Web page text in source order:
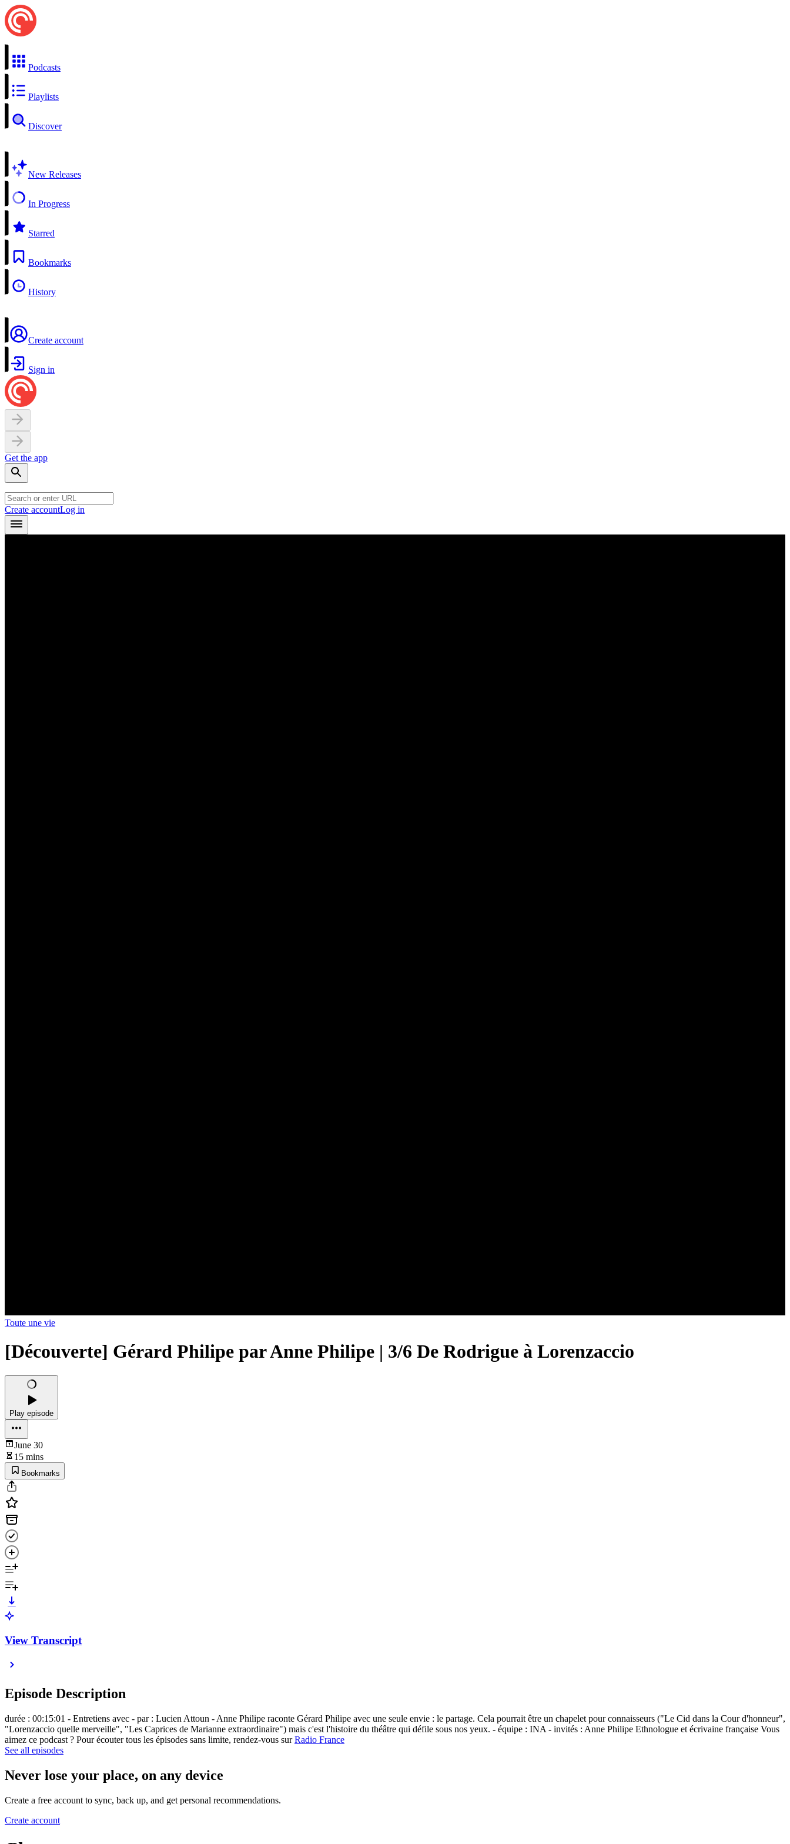
Podcasts
Playlists
Discover
New Releases
In Progress
Starred
Bookmarks
History
Create account
Sign in
Get the app
Create accountLog in
Toute une vie
[Découverte] Gérard Philipe par Anne Philipe | 3/6 De Rodrigue à Lorenzaccio
Play episode
June 30
15 mins
Bookmarks
View Transcript
Episode Description
durée : 00:15:01 - Entretiens avec - par : Lucien Attoun - Anne Philipe raconte Gérard Philipe avec une seule envie : le partage. Cela pourrait être un chapelet pour connaisseurs ("Le Cid dans la Cour d'honneur",
"Lorenzaccio quelle merveille", "Les Caprices de Marianne extraordinaire") mais c'est l'histoire du théâtre qui défile sous nos yeux. - équipe : INA - invités : Anne Philipe Ethnologue et écrivaine française Vous
aimez ce podcast ? Pour écouter tous les épisodes sans limite, rendez-vous surRadio France
See all episodes
Never lose your place, on any device
Create a free account to sync, back up, and get personal recommendations.
Create account